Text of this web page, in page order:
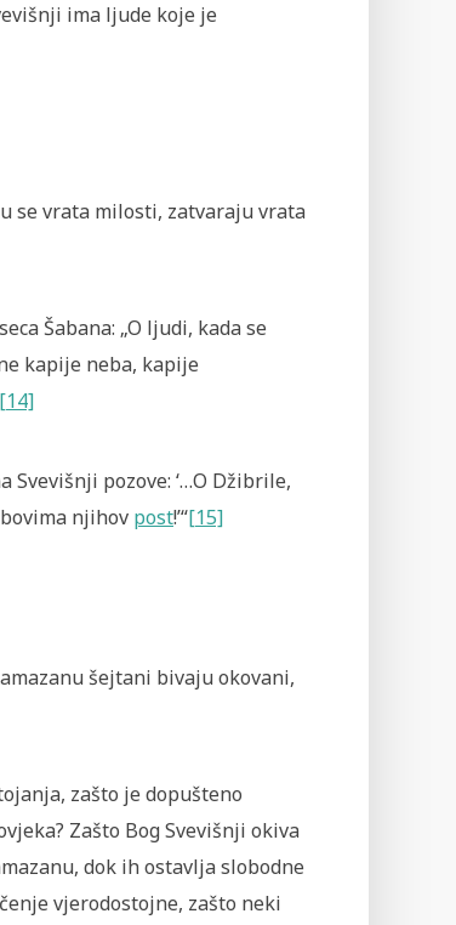
ima ljude koje je
se vrata milosti, zatvaraju vrata
Šabana: „O ljudi, kada se
kapije neba, kapije
[14]
Svevišnji pozove: ‘…O Džibrile,
njihov post!’“[15]
šejtani bivaju okovani,
zašto je dopušteno
Zašto Bog Svevišnji okiva
dok ih ostavlja slobodne
vjerodostojne, zašto neki